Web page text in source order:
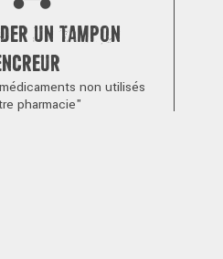
UN TAMPON
non utilisés
pharmacie"